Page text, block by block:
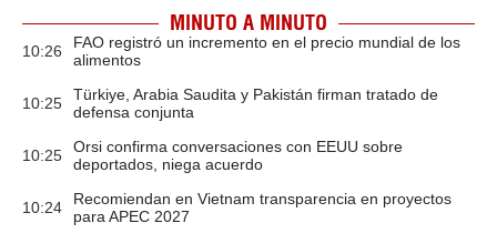
MINUTO A MINUTO
10:26
FAO registró un incremento en el precio mundial de los
alimentos
10:25
Türkiye, Arabia Saudita y Pakistán firman tratado de
defensa conjunta
10:25
Orsi confirma conversaciones con EEUU sobre
deportados, niega acuerdo
10:24
Recomiendan en Vietnam transparencia en proyectos
para APEC 2027